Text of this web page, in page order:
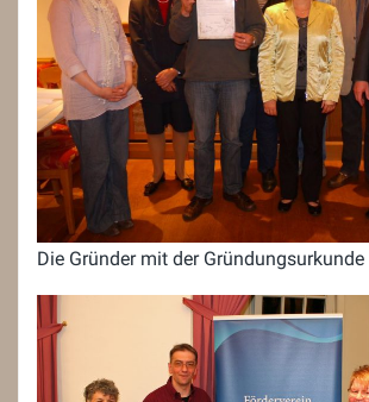
Die Gründer mit der Gründungsurkunde